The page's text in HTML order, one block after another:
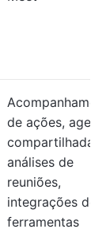
de ações,
compartilhada,
análises de
reuniões,
integrações de
ferramentas